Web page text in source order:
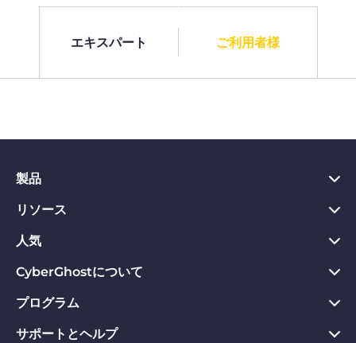
エキスパート ご利用者様
製品
PC向けVPN
Chrome向けVPN
Mac向けVPN
Android向けVPN
Firefox向けVPN
リソース
プライバシーハブ
プライバシーツール
返金保証
VPNのメリット
人気
今すぐダウンロード
Webサイトのブロックを解除
専用IP VPN
CyberGhostについて
CyberGhostについて
お問い合わせ
プログラム
アフィリエイト
サポートとヘルプ